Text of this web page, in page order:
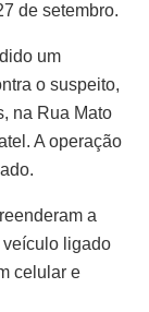
de setembro.
um
o suspeito,
na Rua Mato
A operação
a
veículo ligado
celular e